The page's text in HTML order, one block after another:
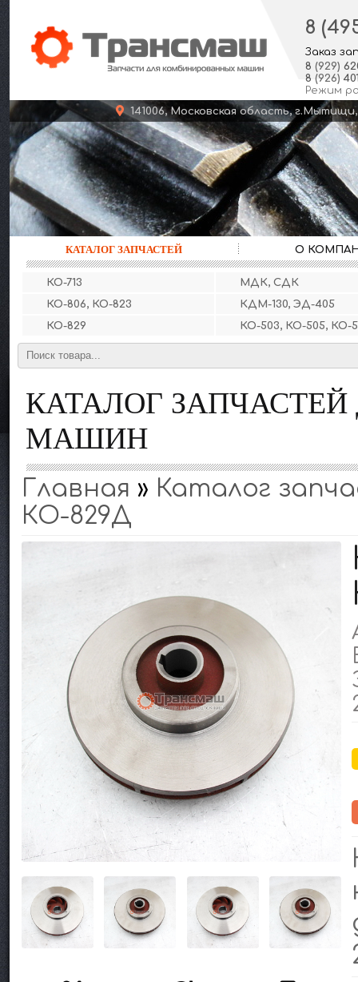
8
Заказ
8 (929)
8 (926)
Режим
141006, Московская область,
КАТАЛОГ ЗАПЧАСТЕЙ О
КО-713
МДК, СДК
КО-806, КО-823
КДМ-130, ЭД-405
КО-829
КО-503, КО-505, КО-
КАТАЛОГ
МАШИН
Главная » Каталог
КО-829Д